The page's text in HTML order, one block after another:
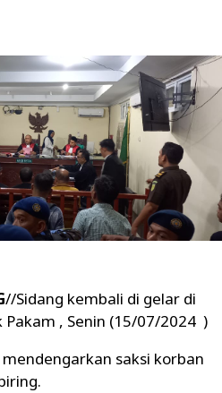
//Sidang kembali di gelar di
Pakam , Senin (15/07/2024 )
saksi korban